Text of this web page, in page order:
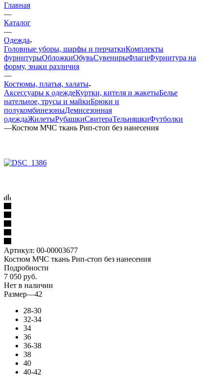
Главная
—
Каталог
—
Одежда
Головные уборы, шарфы и перчаткиКомплекты
фурнитурыОбложкиОбувьСувенирыФлагиФурнитура на
форму, знаки различия
—
Костюмы, платья, халаты
Аксессуары к одеждеКуртки, кителя и жакетыБелье
нательное, трусы и майкиБрюки и
полукомбинезоныДемисезонная
одеждаЖилетыРубашкиСвитераТельняшкиФутболки
—Костюм МЧС ткань Рип-стоп без нанесения
Артикул: 00-00003677
Костюм МЧС ткань Рип-стоп без нанесения
Подробности
7 050 руб.
Нет в наличии
Размер—42
28-30
32-34
34
36
36-38
38
40
40-42